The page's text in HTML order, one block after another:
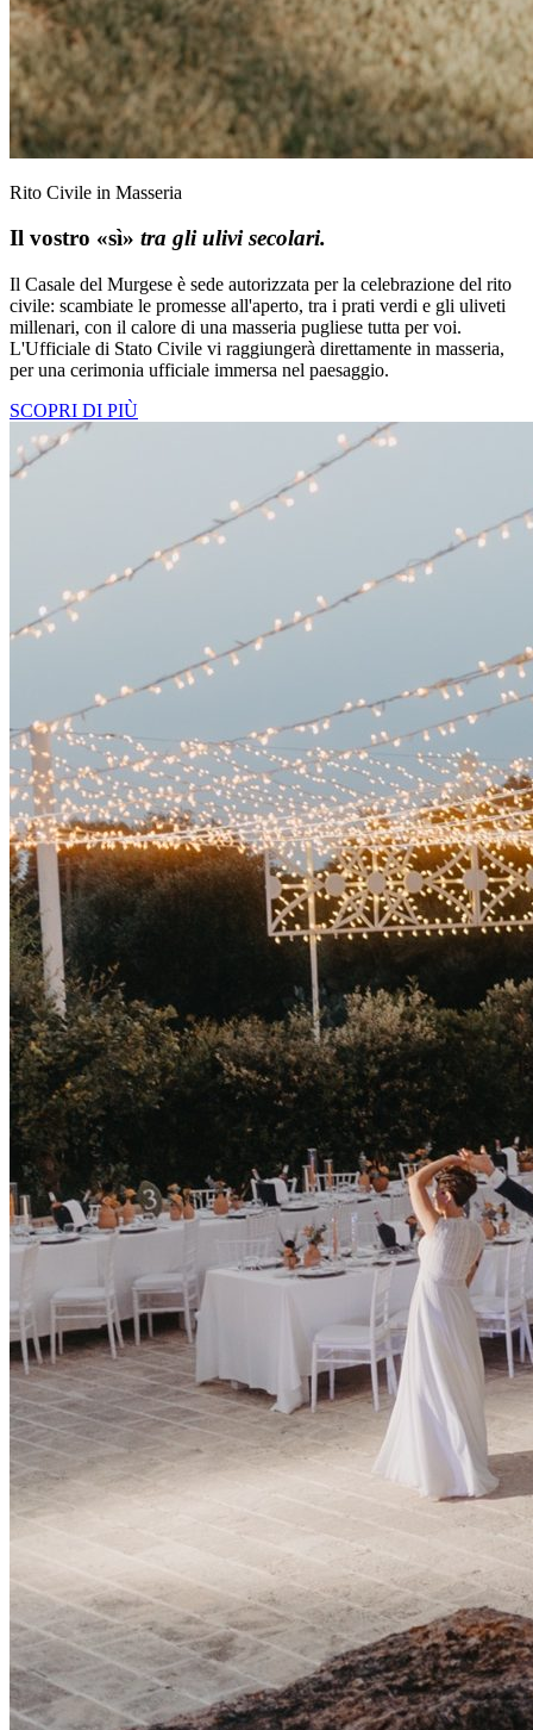
Rito Civile in Masseria
Il vostro «sì» tra gli ulivi secolari.
Il Casale del Murgese è sede autorizzata per la celebrazione del rito
civile: scambiate le promesse all'aperto, tra i prati verdi e gli uliveti
millenari, con il calore di una masseria pugliese tutta per voi.
L'Ufficiale di Stato Civile vi raggiungerà direttamente in masseria,
per una cerimonia ufficiale immersa nel paesaggio.
SCOPRI DI PIÙ